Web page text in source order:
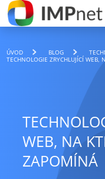
ÚVOD BLOG
TECHNOLOGIE ZRYCHLUJÍCÍ WEB,
WEB, NA
ZAPOMÍNÁ